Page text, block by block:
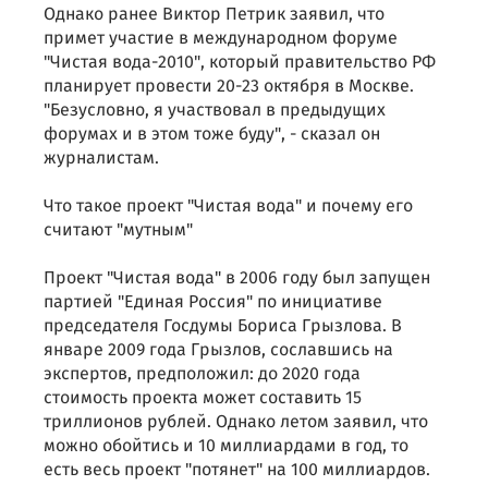
Однако ранее Виктор Петрик заявил, что
примет участие в международном форуме
"Чистая вода-2010", который правительство РФ
планирует провести 20-23 октября в Москве.
"Безусловно, я участвовал в предыдущих
форумах и в этом тоже буду", - сказал он
журналистам.
Что такое проект "Чистая вода" и почему его
считают "мутным"
Проект "Чистая вода" в 2006 году был запущен
партией "Единая Россия" по инициативе
председателя Госдумы Бориса Грызлова. В
январе 2009 года Грызлов, сославшись на
экспертов, предположил: до 2020 года
стоимость проекта может составить 15
триллионов рублей. Однако летом заявил, что
можно обойтись и 10 миллиардами в год, то
есть весь проект "потянет" на 100 миллиардов.